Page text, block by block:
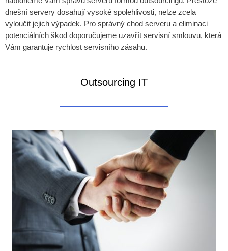
dnešní servery dosahují vysoké spolehlivosti, nelze zcela
vyloučit jejich výpadek. Pro správný chod serveru a eliminaci
potenciálních škod doporučujeme uzavřít servisní smlouvu, která
Vám garantuje rychlost servisního zásahu.
Outsourcing IT